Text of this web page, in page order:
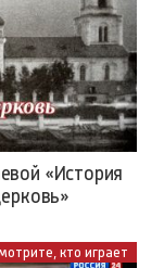
«История
кто играет